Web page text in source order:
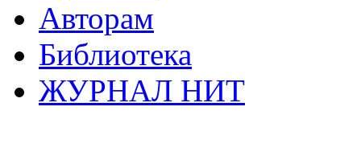
Авторам
Библиотека
ЖУРНАЛ НИТ